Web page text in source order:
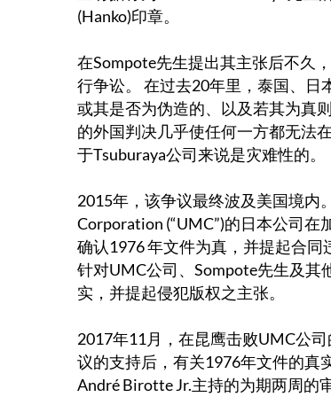
(Hanko)印章。
在Sompote先生提出其主张后不久
行争讼。 在过去20年里，泰国、日
或其是否为伪造的、以及若其为真
的外国判决几乎使任何一方都无法
于Tsuburaya公司来说是灾难性的。
2015年，该争议最终波及美国境内
Corporation (“UMC”)的日本公司
确认1976 年文件为真，并提起合同
针对UMC公司、Sompote先生及其
实，并提起侵犯版权之主张。
2017年11月，在昆鹰击败UMC公
议的支持后，有关1976年文件的真
André Birotte Jr.主持的为期两周的